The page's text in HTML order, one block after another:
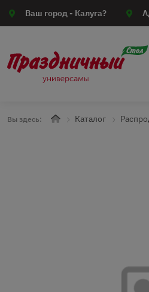
Ваш город - Калуга?
Вы здесь: Каталог